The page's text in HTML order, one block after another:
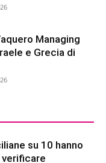
Managing
e Grecia di
su 10 hanno
verificare